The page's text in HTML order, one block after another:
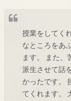
授業をしてく
なところをあ
ます。 また、
派生させて話
かったです。
てくれます。